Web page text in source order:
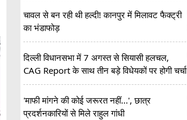
चावल से बन रही थी हल्दी! कानपुर में मिलावट फैक्ट्री
का भंडाफोड़
दिल्ली विधानसभा में 7 अगस्त से सियासी हलचल,
CAG Report के साथ तीन बड़े विधेयकों पर होगी चर्चा
'माफी मांगने की कोई जरूरत नहीं...', छात्र
प्रदर्शनकारियों से मिले राहुल गांधी